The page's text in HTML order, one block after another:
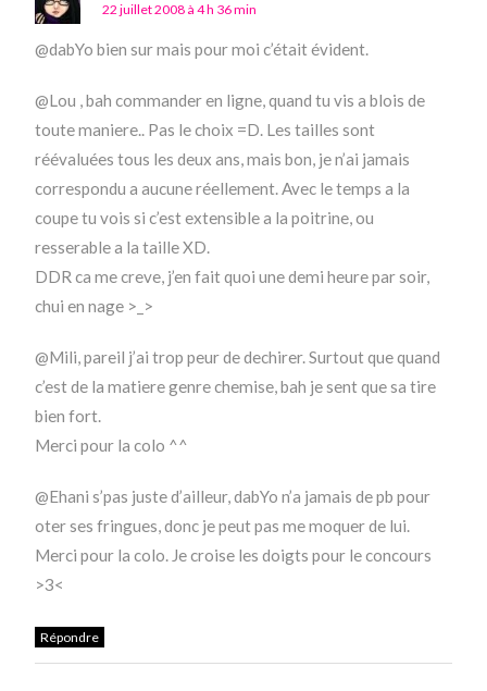
22 juillet 2008 à 4 h 36 min
@dabYo bien sur mais pour moi c’était évident.
@Lou , bah commander en ligne, quand tu vis a blois de
toute maniere.. Pas le choix =D. Les tailles sont
réévaluées tous les deux ans, mais bon, je n’ai jamais
correspondu a aucune réellement. Avec le temps a la
coupe tu vois si c’est extensible a la poitrine, ou
resserable a la taille XD.
DDR ca me creve, j’en fait quoi une demi heure par soir,
chui en nage >_>
@Mili, pareil j’ai trop peur de dechirer. Surtout que quand
c’est de la matiere genre chemise, bah je sent que sa tire
bien fort.
Merci pour la colo ^^
@Ehani s’pas juste d’ailleur, dabYo n’a jamais de pb pour
oter ses fringues, donc je peut pas me moquer de lui.
Merci pour la colo. Je croise les doigts pour le concours
>3<
Répondre